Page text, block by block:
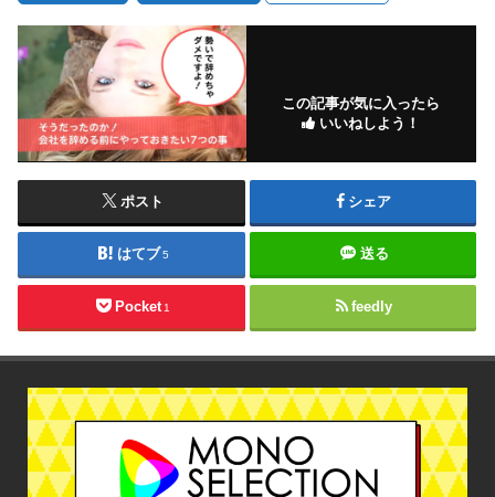
この記事が気に入ったら
いいねしよう！
ポスト シェア
はてブ5 送る
Pocket 1 feedly